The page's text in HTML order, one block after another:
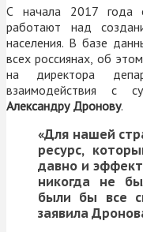
С начала 2017 года
работают над
населения. В базе
всех россиянах, об
на директора
взаимодействия с
Александру Дронову.
«Для нашей
ресурс,
давно и
никогда не
были бы все
заявила